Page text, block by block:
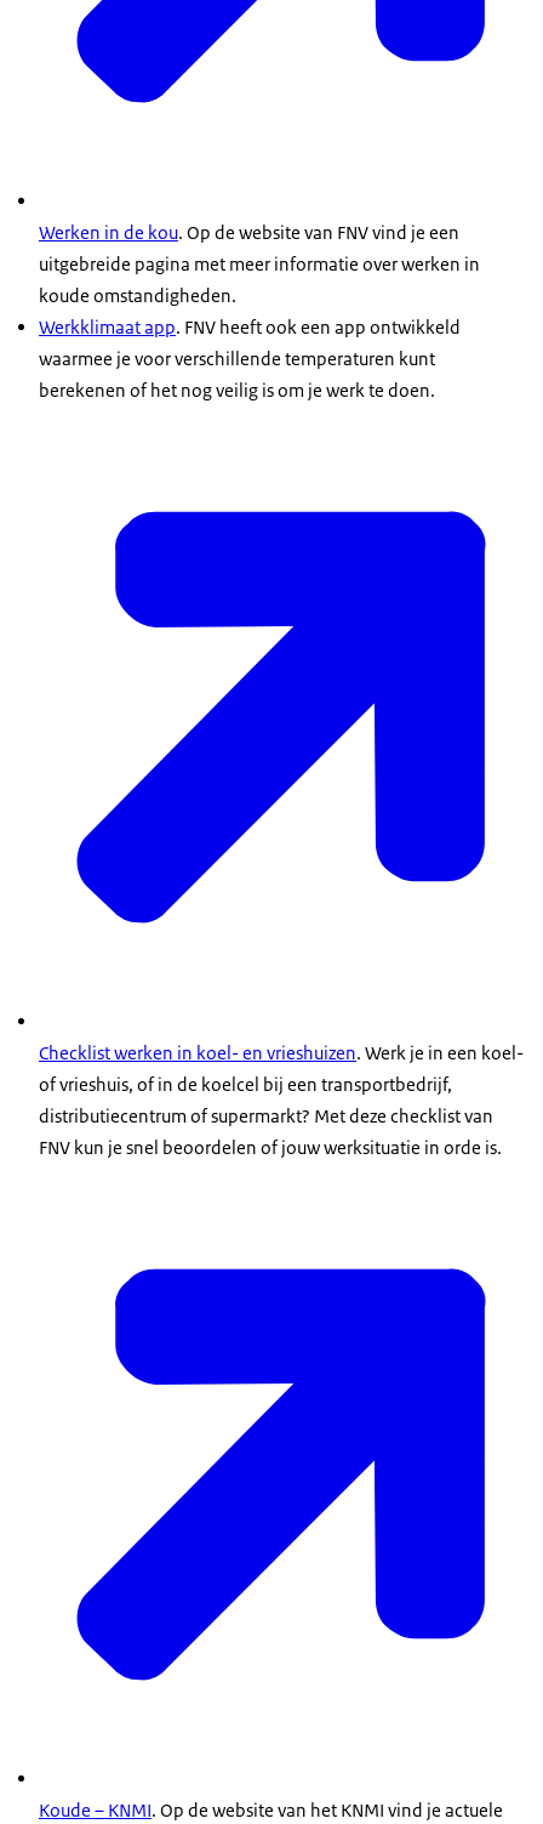
werken onder koude omstandigheden op de
bouwplaats. Deze regels zijn terug te vinden in de
voor Bouwnijverheid
het loon van de werknemer gewoon doorbetaald
door de werkgever.
Ook in andere cao’s zijn afspraken opgenomen over
Werken in de kou. Op de website van FNV vind je een
uitgebreide pagina met meer informatie over werken in
koude omstandigheden.
Werkklimaat app. FNV heeft ook een app ontwikkeld
waarmee je voor verschillende temperaturen kunt
berekenen of het nog veilig is om je werk te doen.
Checklist werken in koel- en vrieshuizen. Werk je in een koel-
of vrieshuis, of in de koelcel bij een transportbedrijf,
distributiecentrum of supermarkt? Met deze checklist van
FNV kun je snel beoordelen of jouw werksituatie in orde is.
Koude – KNMI. Op de website van het KNMI vind je actuele